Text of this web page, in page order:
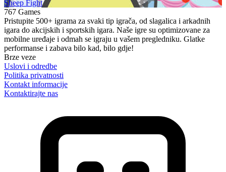
Sheep Fight
767 Games
Pristupite 500+ igrama za svaki tip igrača, od slagalica i arkadnih
igara do akcijskih i sportskih igara. Naše igre su optimizovane za
mobilne uređaje i odmah se igraju u vašem pregledniku. Glatke
performanse i zabava bilo kad, bilo gdje!
Brze veze
Uslovi i odredbe
Politika privatnosti
Kontakt informacije
Kontaktirajte nas